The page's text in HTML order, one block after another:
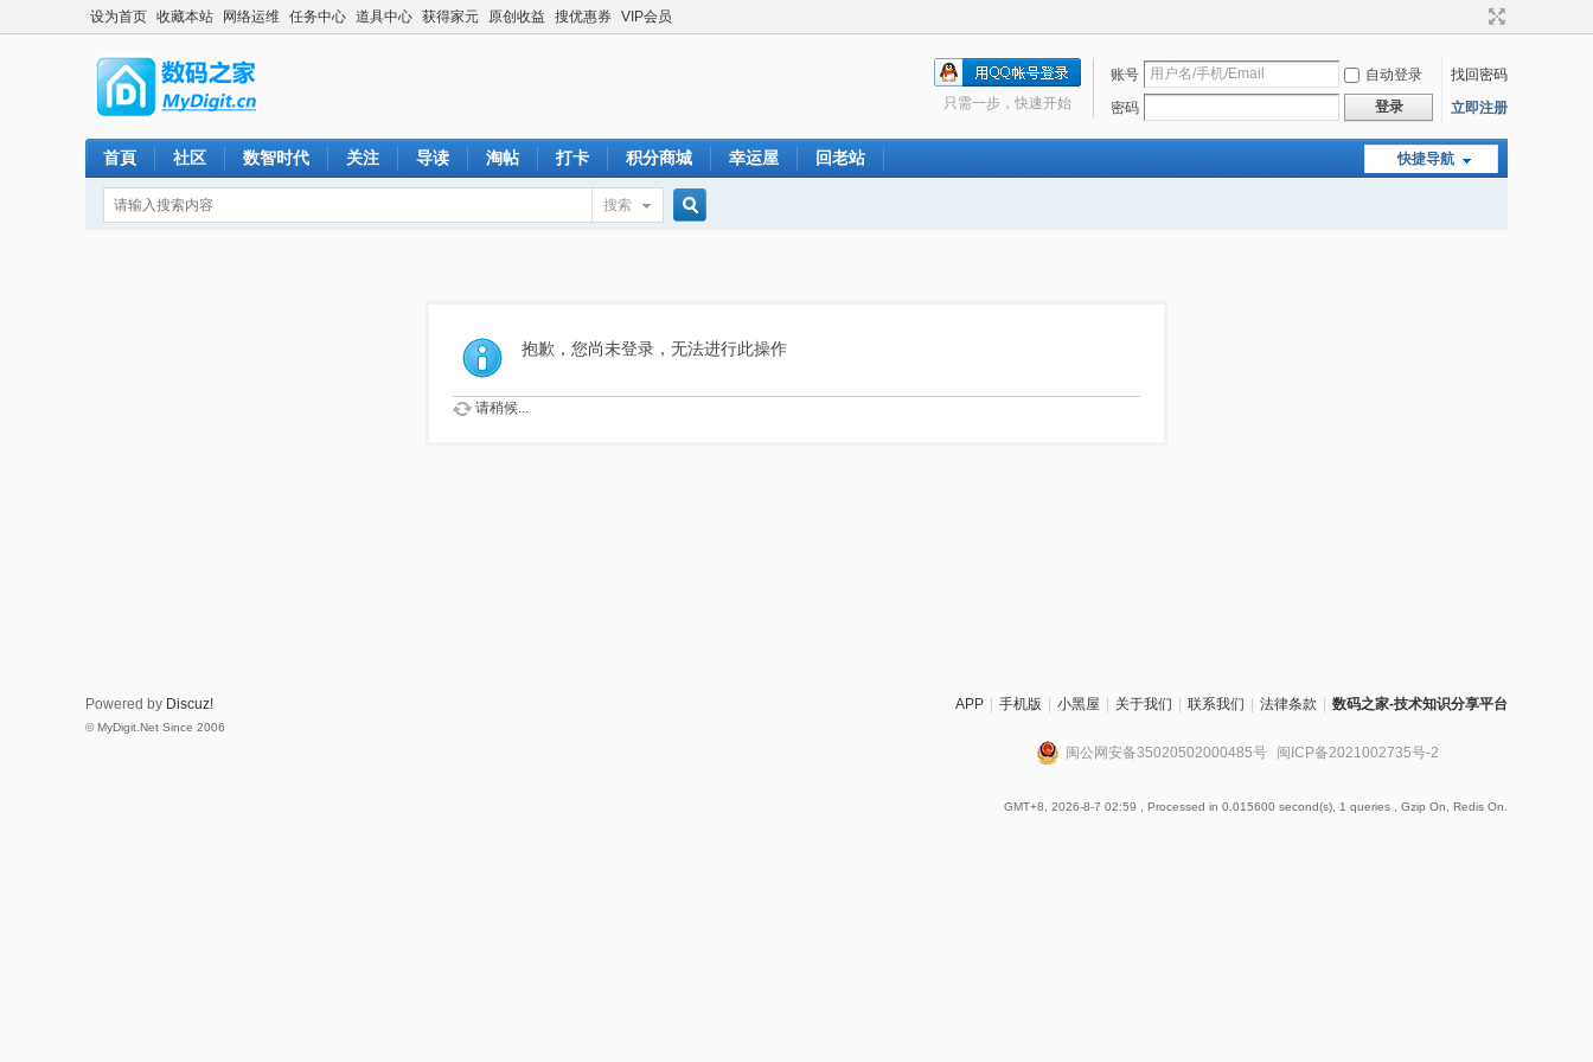
设为首页 收藏本站 网络运维 任务中心 道具中心 获得家元 原创收益 搜优惠券 VIP会员
账号 自动登录
找回密码
密码
登录 立即注册
只需一步，快速开始
快捷导航
首頁 社区 数智时代 关注 导读 淘帖 打卡 积分商城 幸运屋 回老站
搜索
索
抱歉，您尚未登录，无法进行此操作
请稍候...
APP 手机版 小黑屋 关于我们 联系我们 法律条款 数码之家-技术知识分享平台
闽公网安备35020502000485号 闽ICP备2021002735号-2
GMT+8, 2026-8-7 02:59 , Processed in 0.015600 second(s), 1 queries , Gzip On, Redis On.
Powered by Discuz!
© MyDigit.Net Since 2006